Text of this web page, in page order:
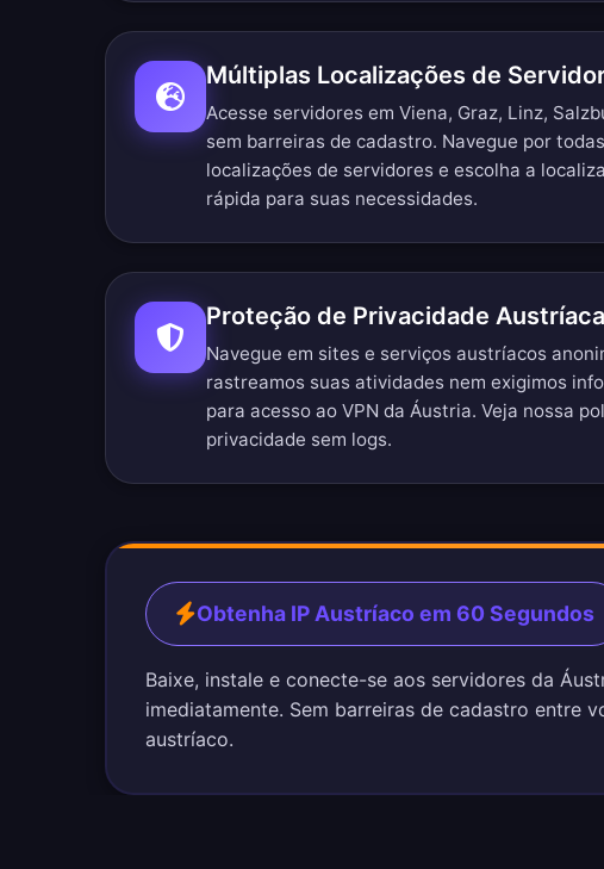
Múltiplas Localizações de
Acesse servidores em Viena, Graz, Linz,
sem barreiras de cadastro. Navegue por
localizações de servidores e escolha a
rápida para suas necessidades.
Proteção de Privacidade Austríaca
Navegue em sites e serviços austríacos
rastreamos suas atividades nem exigimos
para acesso ao VPN da Áustria. Veja nossa
privacidade sem logs.
Obtenha IP Austríaco em 60 Segundos
Baixe, instale e conecte-se aos servidores da
imediatamente. Sem barreiras de cadastro entre
austríaco.